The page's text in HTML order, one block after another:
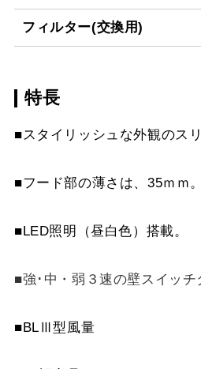
MPB-7465 W
MPB-7465 SBK
MPB-7565 BK
MPB-7565 W
MPB-7565 SI
LD-15
YMP465-C300 W
YMP465-C300 SI
YMP465-C300 SBK
フィルター(交換用)
VES-4001
FES-4001
AES-4001
特長
■スタイリッシュな外観のス
■フード部の薄さは、35ｍｍ。
■LED照明（昼白色）搭載。
■強･中・弱３速の壁スイッチ
■BLⅢ型風量